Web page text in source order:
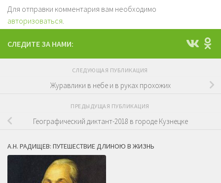
Для отправки комментария вам необходимо
авторизоваться
СЛЕДИТЕ ЗА НАМИ:
СЛЕДУЮЩАЯ ПУБЛИКАЦИЯ
Журавлики в небе и в руках прохожих
ПРЕДЫДУЩАЯ ПУБЛИКАЦИЯ
Географический диктант-2018 в городе Кузнецке
А.Н. РАДИЩЕВ: ПУТЕШЕСТВИЕ ДЛИНОЮ В ЖИЗНЬ